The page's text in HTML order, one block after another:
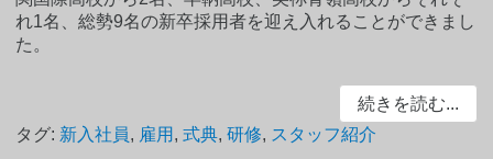
れ1名、総勢9名の新卒採用者を迎え入れることができまし
た。
続きを読む...
タグ: 新入社員, 雇用 ,式典,研修, スタッフ紹介